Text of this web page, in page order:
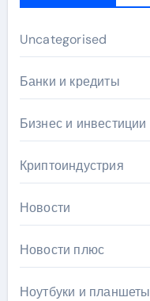
Uncategorised
Банки и кредиты
Бизнес и инвестиции
Криптоиндустрия
Новости
Новости плюс
Ноутбуки и планшеты